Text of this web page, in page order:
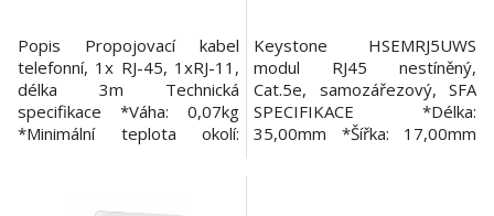
Popis Propojovací kabel
telefonní, 1x RJ-45, 1xRJ-11,
délka 3m Technická
specifikace *Váha: 0,07kg
*Minimální teplota okolí:
Keystone HSEMRJ5UWS
modul RJ45 nestíněný,
Cat.5e, samozářezový, SFA
SPECIFIKACE *Délka:
35,00mm *Šířka: 17,00mm